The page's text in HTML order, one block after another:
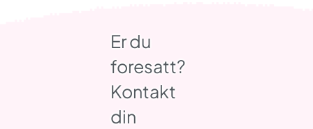
Er du
foresatt?
Kontakt
din